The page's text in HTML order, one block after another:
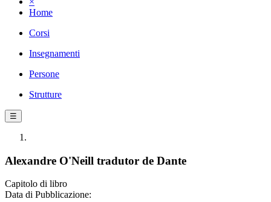
Home
Corsi
Insegnamenti
Persone
Strutture
☰
Alexandre O'Neill tradutor de Dante
Capitolo di libro
Data di Pubblicazione: